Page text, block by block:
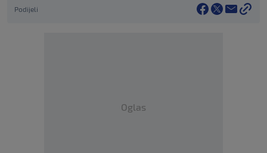
Podijeli
Oglas